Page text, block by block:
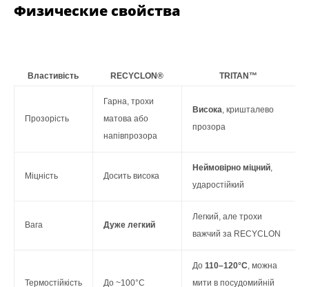
Физические свойства
Властивість RECYCLON® TRITAN™
Прозорість
Гарна, трохи
матова або
напівпрозора
Висока, кришталево
прозора
Міцність Досить висока
Неймовірно міцний,
ударостійкий
Вага Дуже легкий
Легкий, але трохи
важчий за RECYCLON
Термостійкість До ~100°C
До 110–120°C, можна
мити в посудомийній